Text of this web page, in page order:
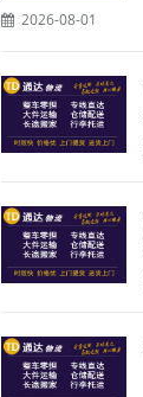
2026-08-01